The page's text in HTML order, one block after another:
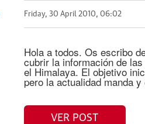
Friday, 30 April 2010, 06:02
Hola a todos. Os escribo
cubrir la información de
el Himalaya. El objetivo
pero la actualidad manda
VER POST